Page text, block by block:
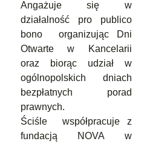
Angażuje się w
działalność pro publico
bono organizując Dni
Otwarte w Kancelarii
oraz biorąc udział w
ogólnopolskich dniach
bezpłatnych porad
prawnych.
Ściśle współpracuje z
fundacją NOVA w